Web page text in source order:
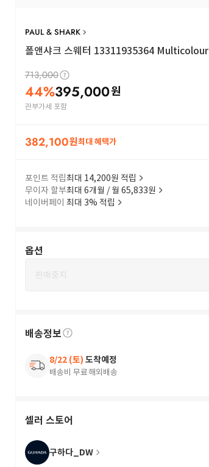
PAUL & SHARK
폴앤샤크 스웨터 13311935364 Multicolour
713,000
44%395,000원
관부가세 포함
382,100원최대 혜택가
포인트 적립최대 14,200원 적립
무이자 할부최대 6개월 / 월 65,833원
네이버페이 최대 3% 적립
옵션
판매중지
배송정보
8/22 (토) 도착예정
배송비 무료해외배송
셀러 스토어
구하다_DW